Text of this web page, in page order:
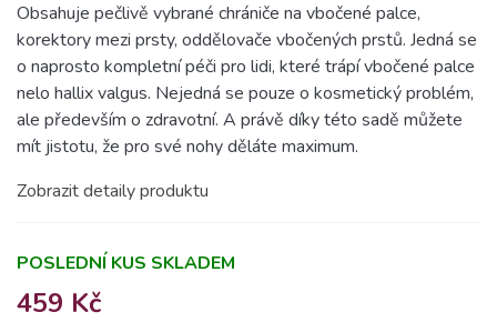
Obsahuje pečlivě vybrané chrániče na vbočené palce,
korektory mezi prsty, oddělovače vbočených prstů. Jedná se
o naprosto kompletní péči pro lidi, které trápí vbočené palce
nelo hallix valgus. Nejedná se pouze o kosmetický problém,
ale především o zdravotní. A právě díky této sadě můžete
mít jistotu, že pro své nohy děláte maximum.
Zobrazit detaily produktu
POSLEDNÍ KUS SKLADEM
459 Kč